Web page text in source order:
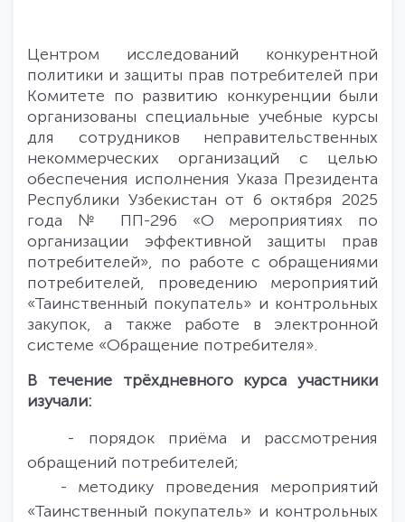
Центром исследований конкурентной
политики и защиты прав потребителей при
Комитете по развитию конкуренции были
организованы специальные учебные курсы
для сотрудников неправительственных
некоммерческих организаций с целью
обеспечения исполнения Указа Президента
Республики Узбекистан от 6 октября 2025
года № ПП-296 «О мероприятиях по
организации эффективной защиты прав
потребителей», по работе с обращениями
потребителей, проведению мероприятий
«Таинственный покупатель» и контрольных
закупок, а также работе в электронной
системе «Обращение потребителя».
В течение трёхдневного курса участники
изучали:
- порядок приёма и рассмотрения
обращений потребителей;
- методику проведения мероприятий
«Таинственный покупатель» и контрольных